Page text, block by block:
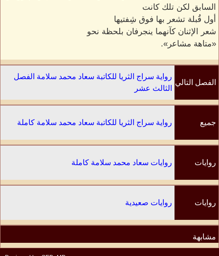
السابق لكن تلك كانت
أول قُبلة تشعر بها فوق شِفتيها
شعر الإثنان كآنهما ينجرفان بلحظة نحو
«متاهة مشاعر».
الفصل التالي
رواية سراج الثريا للكاتبة سعاد محمد سلامة الفصل
الثالث عشر
جميع رواية سراج الثريا للكاتبة سعاد محمد سلامة كاملة
روايات روايات سعاد محمد سلامة كاملة
روايات
مشابهة
روايات صعيدية